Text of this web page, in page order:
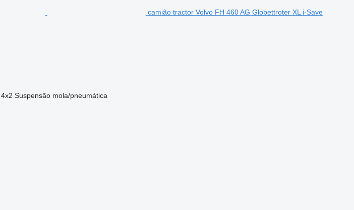
camião tractor Volvo FH 460 AG Globettroter XL i-Save
4x2 Suspensão mola/pneumática